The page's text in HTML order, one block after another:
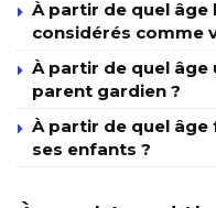
À partir de quel âge
considérés comme
À partir de quel
parent gardien ?
À partir de quel âge
ses enfants ?